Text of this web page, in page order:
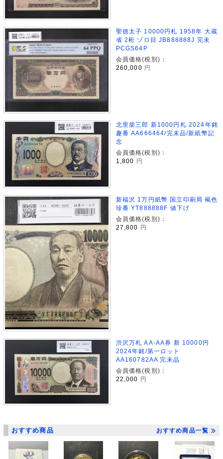
聖徳太子 10000円札 1958年 大蔵
省 2桁 ゾロ目 JB888888J 完未
PCGS64P
会員価格(税別)：
260,000 円
北里柴三郎 新1000円札 2024年銘
趣番 AA666464/完未品/新紙幣記
念
会員価格(税別)：
1,800 円
新福沢 1万円紙幣 国立印刷局 褐色
珍番 YT888888F 値下げ
会員価格(税別)：
27,800 円
渋沢万札 AA-AA券 新 10000円
2024年銘/第一ロット
AA160782AA 完未品
会員価格(税別)：
22,000 円
おすすめ商品 おすすめ商品一覧